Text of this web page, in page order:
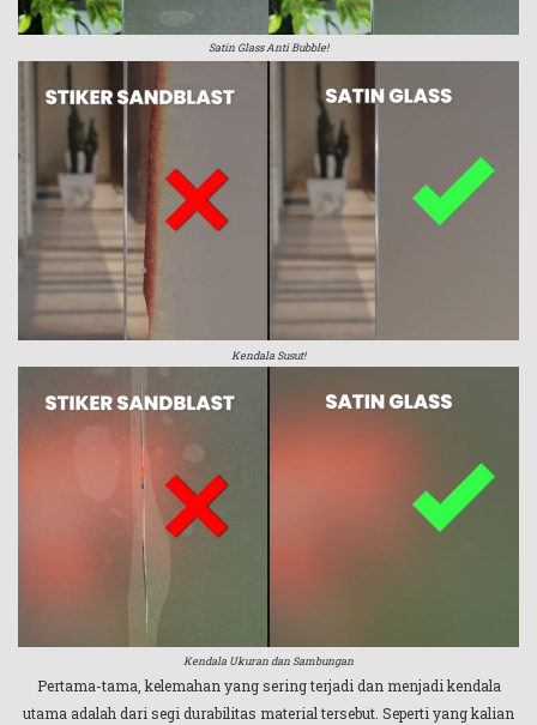
Satin Glass Anti Bubble!
Kendala Susut!
Kendala Ukuran dan Sambungan
Pertama-tama, kelemahan yang sering terjadi dan menjadi kendala
utama adalah dari segi durabilitas material tersebut. Seperti yang kalian